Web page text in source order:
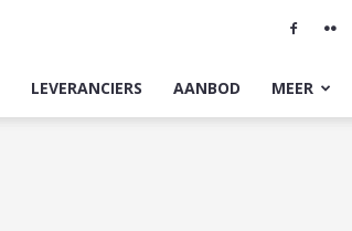
LEVERANCIERS AANBOD MEER